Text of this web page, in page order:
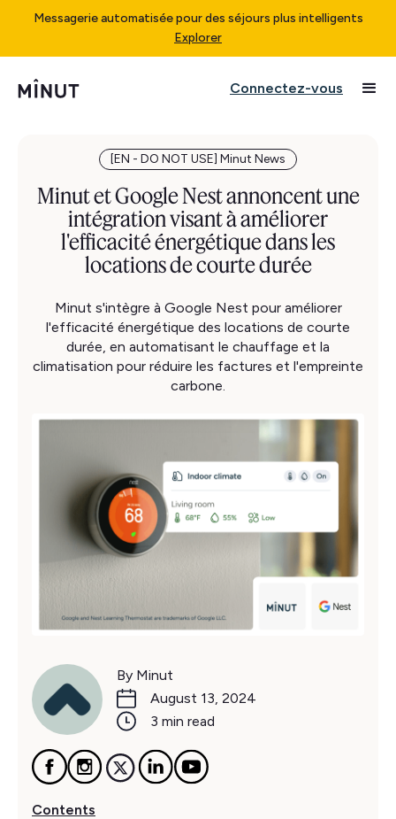
Messagerie automatisée pour des séjours plus intelligents
Explorer
Connectez-vous
[EN - DO NOT USE] Minut News
Minut et Google Nest annoncent une
intégration visant à améliorer
l'efficacité énergétique dans les
locations de courte durée
Minut s'intègre à Google Nest pour améliorer
l'efficacité énergétique des locations de courte
durée, en automatisant le chauffage et la
climatisation pour réduire les factures et l'empreinte
carbone.
By Minut
August 13, 2024
3 min read
Contents